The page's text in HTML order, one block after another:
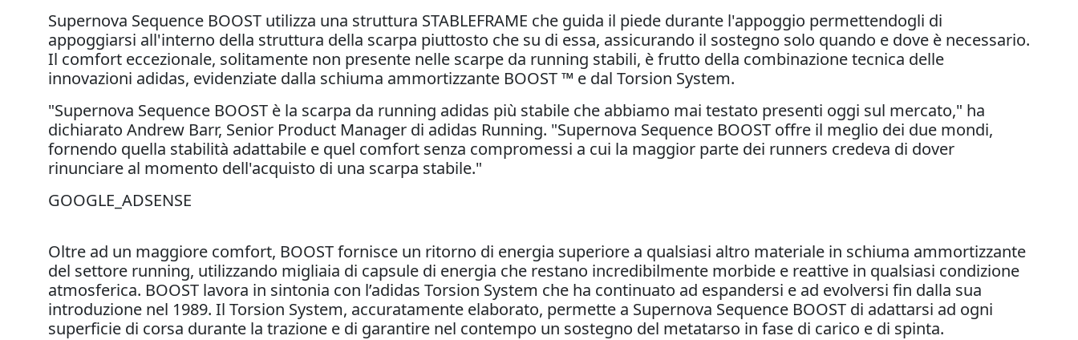
Supernova Sequence BOOST utilizza una struttura STABLEFRAME che guida il piede durante l'appoggio permettendogli di
appoggiarsi all'interno della struttura della scarpa piuttosto che su di essa, assicurando il sostegno solo quando e dove è necessario.
Il comfort eccezionale, solitamente non presente nelle scarpe da running stabili, è frutto della combinazione tecnica delle
innovazioni adidas, evidenziate dalla schiuma ammortizzante BOOST ™ e dal Torsion System.
"Supernova Sequence BOOST è la scarpa da running adidas più stabile che abbiamo mai testato presenti oggi sul mercato," ha
dichiarato Andrew Barr, Senior Product Manager di adidas Running. "Supernova Sequence BOOST offre il meglio dei due mondi,
fornendo quella stabilità adattabile e quel comfort senza compromessi a cui la maggior parte dei runners credeva di dover
rinunciare al momento dell'acquisto di una scarpa stabile."
GOOGLE_ADSENSE
Oltre ad un maggiore comfort, BOOST fornisce un ritorno di energia superiore a qualsiasi altro materiale in schiuma ammortizzante
del settore running, utilizzando migliaia di capsule di energia che restano incredibilmente morbide e reattive in qualsiasi condizione
atmosferica. BOOST lavora in sintonia con l’adidas Torsion System che ha continuato ad espandersi e ad evolversi fin dalla sua
introduzione nel 1989. Il Torsion System, accuratamente elaborato, permette a Supernova Sequence BOOST di adattarsi ad ogni
superficie di corsa durante la trazione e di garantire nel contempo un sostegno del metatarso in fase di carico e di spinta.